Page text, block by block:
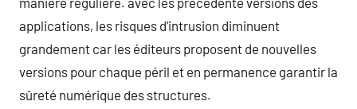
applications, les risques d’intrusion diminuent
grandement car les éditeurs proposent de nouvelles
versions pour chaque péril et en permanence garantir la
sûreté numérique des structures.